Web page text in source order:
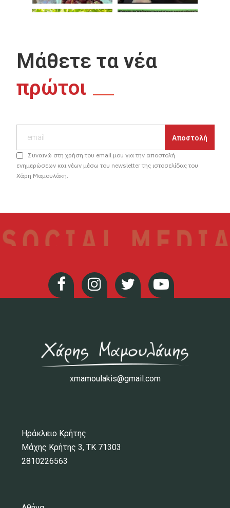
Μάθετε τα νέα
πρώτοι
Συναινώ στη χρήση του email μου για την αποστολή
ενημερώσεων και νέων μέσω του newsletter της ιστοσελίδας του
Χάρη Μαμουλάκη.
xmamoulakis@gmail.com
Ηράκλειο Κρήτης
Μάχης Κρήτης 3, ΤΚ 71303
2810226563